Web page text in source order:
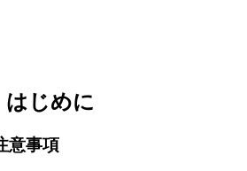
はじめに
意事項